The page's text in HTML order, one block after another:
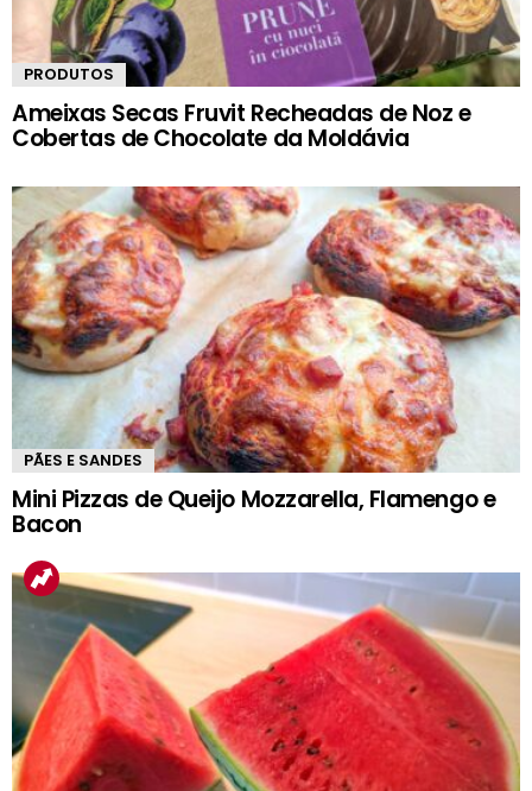
PRODUTOS
Ameixas Secas Fruvit Recheadas de Noz e
Cobertas de Chocolate da Moldávia
PÃES E SANDES
Mini Pizzas de Queijo Mozzarella, Flamengo e
Bacon